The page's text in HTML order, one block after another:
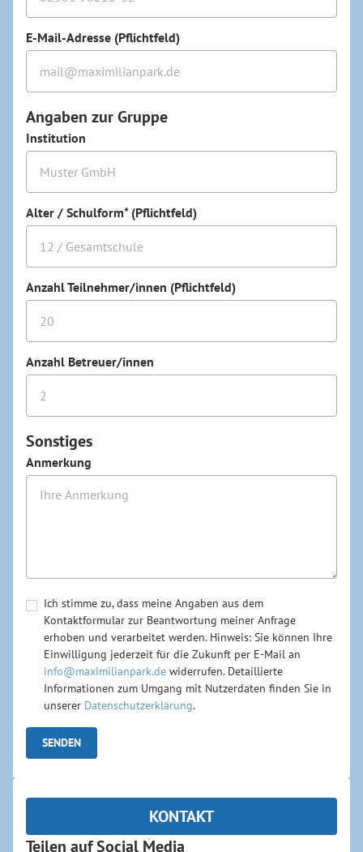
E-Mail-Adresse (Pflichtfeld)
Angaben zur Gruppe
Institution
Alter / Schulform* (Pflichtfeld)
Anzahl Teilnehmer/innen (Pflichtfeld)
Anzahl Betreuer/innen
Sonstiges
Anmerkung
Ich stimme zu, dass meine Angaben aus dem
Kontaktformular zur Beantwortung meiner Anfrage
erhoben und verarbeitet werden. Hinweis: Sie können Ihre
Einwilligung jederzeit für die Zukunft per E-Mail an
info@maximilianpark.de widerrufen. Detaillierte
Informationen zum Umgang mit Nutzerdaten finden Sie in
unserer Datenschutzerklärung.
KONTAKT
Teilen auf Social Media